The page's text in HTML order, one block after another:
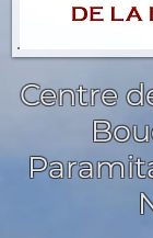
Centre